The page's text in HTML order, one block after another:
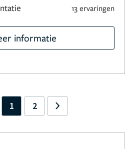
13 ervaringen
informatie
1 2 Next